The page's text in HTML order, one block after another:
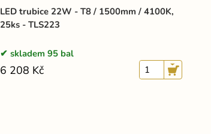
LED trubice 22W - T8 / 1500mm / 4100K,
25ks - TLS223
skladem 95 bal
6 208 Kč